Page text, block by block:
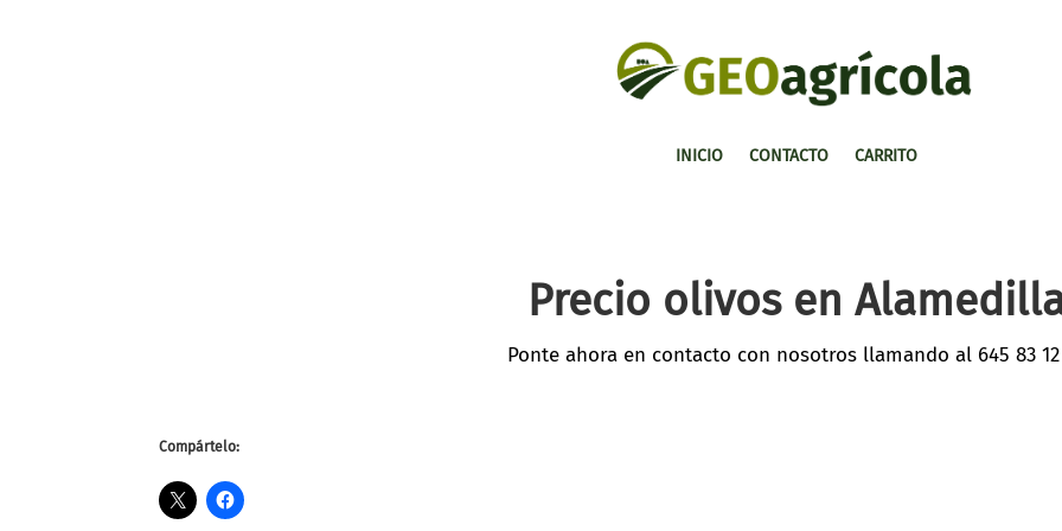
INICIO CONTACTO CARRITO
Precio olivos en
Ponte ahora en contacto con nosotros llamando al 645 83
Compártelo: